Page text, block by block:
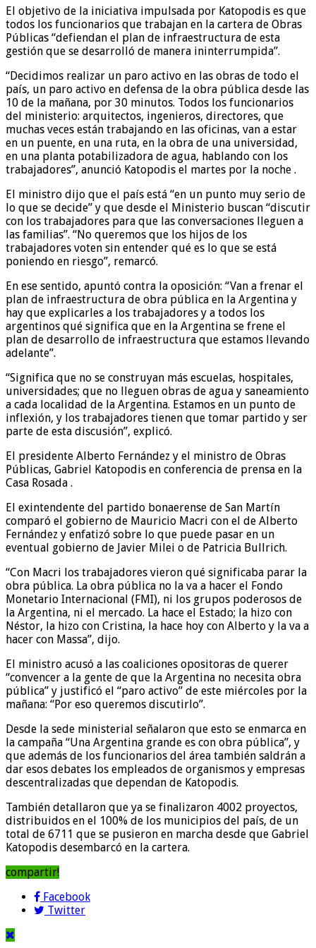
El objetivo de la iniciativa impulsada por Katopodis es que
todos los funcionarios que trabajan en la cartera de Obras
Públicas “defiendan el plan de infraestructura de esta
gestión que se desarrolló de manera ininterrumpida”.
“Decidimos realizar un paro activo en las obras de todo el
país, un paro activo en defensa de la obra pública desde las
10 de la mañana, por 30 minutos. Todos los funcionarios
del ministerio: arquitectos, ingenieros, directores, que
muchas veces están trabajando en las oficinas, van a estar
en un puente, en una ruta, en la obra de una universidad,
en una planta potabilizadora de agua, hablando con los
trabajadores”, anunció Katopodis el martes por la noche .
El ministro dijo que el país está “en un punto muy serio de
lo que se decide” y que desde el Ministerio buscan “discutir
con los trabajadores para que las conversaciones lleguen a
las familias”. “No queremos que los hijos de los
trabajadores voten sin entender qué es lo que se está
poniendo en riesgo”, remarcó.
En ese sentido, apuntó contra la oposición: “Van a frenar el
plan de infraestructura de obra pública en la Argentina y
hay que explicarles a los trabajadores y a todos los
argentinos qué significa que en la Argentina se frene el
plan de desarrollo de infraestructura que estamos llevando
adelante”.
“Significa que no se construyan más escuelas, hospitales,
universidades; que no lleguen obras de agua y saneamiento
a cada localidad de la Argentina. Estamos en un punto de
inflexión, y los trabajadores tienen que tomar partido y ser
parte de esta discusión”, explicó.
El presidente Alberto Fernández y el ministro de Obras
Públicas, Gabriel Katopodis en conferencia de prensa en la
Casa Rosada .
El exintendente del partido bonaerense de San Martín
comparó el gobierno de Mauricio Macri con el de Alberto
Fernández y enfatizó sobre lo que puede pasar en un
eventual gobierno de Javier Milei o de Patricia Bullrich.
“Con Macri los trabajadores vieron qué significaba parar la
obra pública. La obra pública no la va a hacer el Fondo
Monetario Internacional (FMI), ni los grupos poderosos de
la Argentina, ni el mercado. La hace el Estado; la hizo con
Néstor, la hizo con Cristina, la hace hoy con Alberto y la va a
hacer con Massa”, dijo.
El ministro acusó a las coaliciones opositoras de querer
“convencer a la gente de que la Argentina no necesita obra
pública” y justificó el “paro activo” de este miércoles por la
mañana: “Por eso queremos discutirlo”.
Desde la sede ministerial señalaron que esto se enmarca en
la campaña “Una Argentina grande es con obra pública”, y
que además de los funcionarios del área también saldrán a
dar esos debates los empleados de organismos y empresas
descentralizadas que dependan de Katopodis.
También detallaron que ya se finalizaron 4002 proyectos,
distribuidos en el 100% de los municipios del país, de un
total de 6711 que se pusieron en marcha desde que Gabriel
Katopodis desembarcó en la cartera.
compartir!
Facebook
Twitter